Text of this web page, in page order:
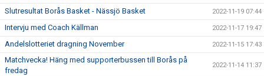
Slutresultat Borås Basket - Nässjö Basket 2022-11-19 07:44
Intervju med Coach Källman 2022-11-17 19:47
Andelslotteriet dragning November 2022-11-15 17:43
Matchvecka! Häng med supporterbussen till Borås på
fredag
2022-11-14 11:37